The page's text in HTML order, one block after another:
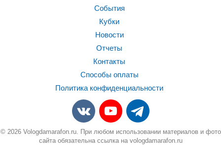
События
Кубки
Новости
Отчеты
Контакты
Способы оплаты
Политика конфиденциальности
© 2026 Vologdamarafon.ru. При любом использовании материалов и фото
сайта обязательна ссылка на vologdamarafon.ru